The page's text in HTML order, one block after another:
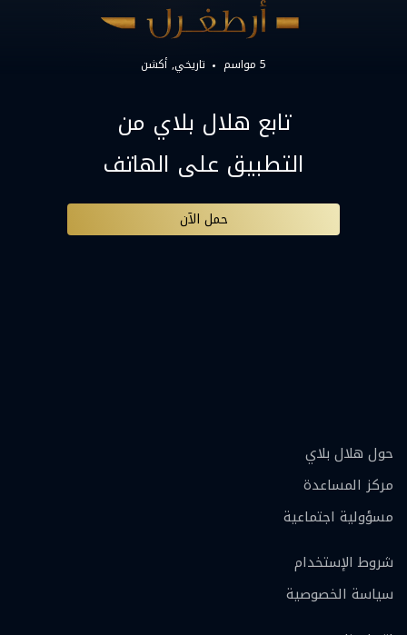
5 مواسم تاريخي أكشن
تابع هلال بلاي من
التطبيق على الهاتف
حمل الآن
حول هلال بلاي
مركز المساعدة
مسؤولية اجتماعية
شروط الإستخدام
سياسة الخصوصية